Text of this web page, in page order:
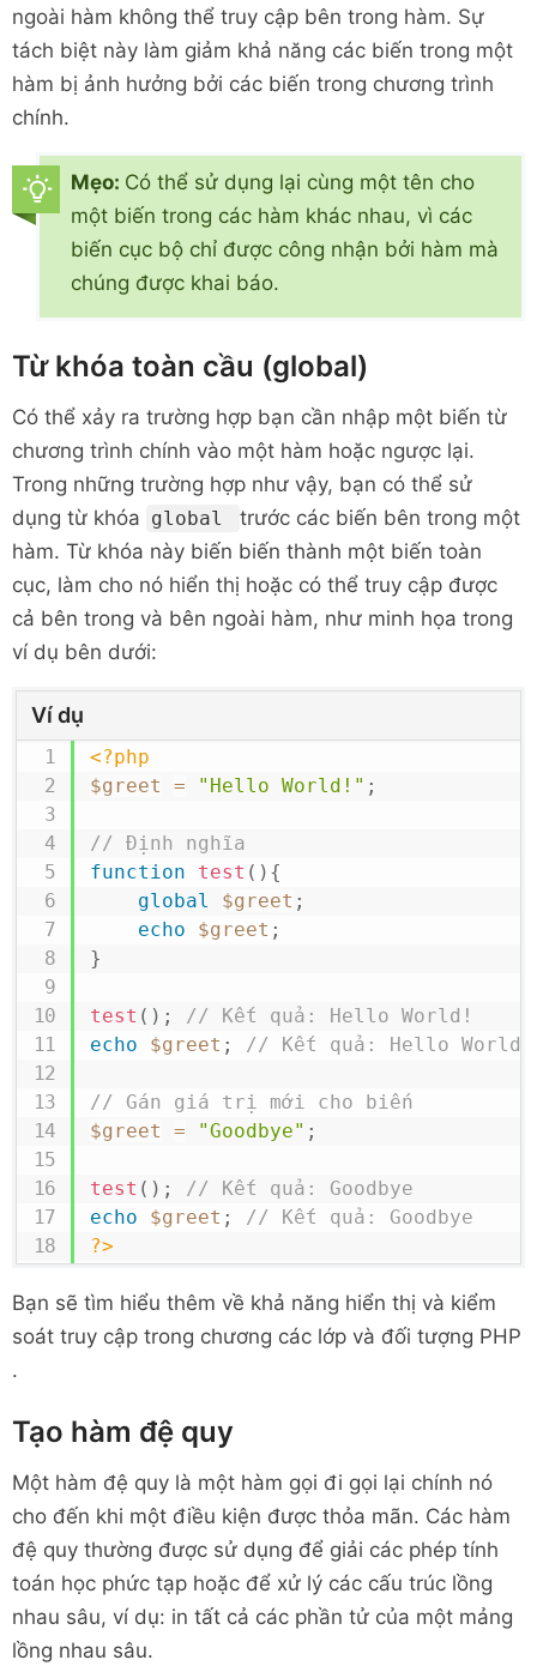
ngoài hàm không thể truy cập bên trong hàm. Sự
tách biệt này làm giảm khả năng các biến trong một
hàm bị ảnh hưởng bởi các biến trong chương trình
chính.
Mẹo: Có thể sử dụng lại cùng một tên cho
một biến trong các hàm khác nhau, vì các
biến cục bộ chỉ được công nhận bởi hàm mà
chúng được khai báo.
Từ khóa toàn cầu (global)
Có thể xảy ra trường hợp bạn cần nhập một biến từ
chương trình chính vào một hàm hoặc ngược lại.
Trong những trường hợp như vậy, bạn có thể sử
dụng từ khóa global
trước các biến bên trong một
hàm. Từ khóa này biến biến thành một biến toàn
cục, làm cho nó hiển thị hoặc có thể truy cập được
cả bên trong và bên ngoài hàm, như minh họa trong
ví dụ bên dưới:
Ví dụ
<?php
$greet
= "Hello World!" ;
// Định nghĩa
function
test ( ) {
global
$greet ;
echo
$greet ;
}
test ( ) ;
// Kết quả: Hello World!
echo
$greet ; // Kết quả: Hello World!
// Gán giá trị mới cho biến
$greet
= "Goodbye" ;
test ( ) ;
// Kết quả: Goodbye
echo
$greet ;
// Kết quả: Goodbye
?>
Bạn sẽ tìm hiểu thêm về khả năng hiển thị và kiểm
soát truy cập trong chương các lớp và đối tượng PHP
.
Tạo hàm đệ quy
Một hàm đệ quy là một hàm gọi đi gọi lại chính nó
cho đến khi một điều kiện được thỏa mãn. Các hàm
đệ quy thường được sử dụng để giải các phép tính
toán học phức tạp hoặc để xử lý các cấu trúc lồng
nhau sâu, ví dụ: in tất cả các phần tử của một mảng
lồng nhau sâu.